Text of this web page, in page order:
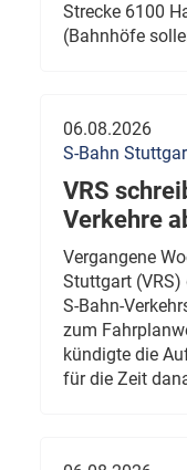
Strecke 6100
(Bahnhöfe
06.08.2026
S-Bahn
VRS
Verkehre
Vergangene
Stuttgart (VRS)
S-Bahn-
zum
kündigte die
für die Zeit